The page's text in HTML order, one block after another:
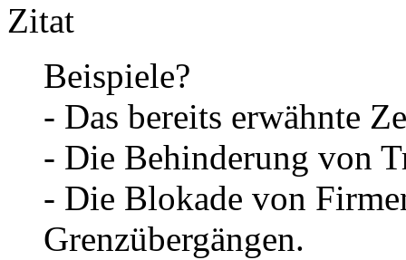
Zitat
Beispiele?
- Das bereits erwähnte
- Die Behinderung von
- Die Blokade von
Grenzübergängen.